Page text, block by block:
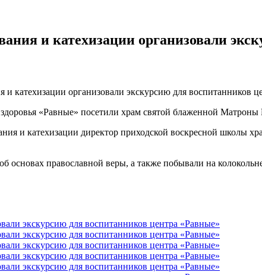
и катехизации организовали
«Равные» посетили храм святой блаженной Матроны
и катехизации директор приходской воскресной школы
православной веры, а также побывали на